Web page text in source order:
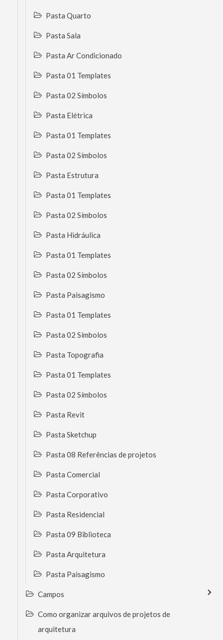
Pasta Quarto
Pasta Sala
Pasta Ar Condicionado
Pasta 01 Templates
Pasta 02 Símbolos
Pasta Elétrica
Pasta 01 Templates
Pasta 02 Símbolos
Pasta Estrutura
Pasta 01 Templates
Pasta 02 Símbolos
Pasta Hidráulica
Pasta 01 Templates
Pasta 02 Símbolos
Pasta Paisagismo
Pasta 01 Templates
Pasta 02 Símbolos
Pasta Topografia
Pasta 01 Templates
Pasta 02 Símbolos
Pasta Revit
Pasta Sketchup
Pasta 08 Referências de projetos
Pasta Comercial
Pasta Corporativo
Pasta Residencial
Pasta 09 Biblioteca
Pasta Arquitetura
Pasta Paisagismo
Campos
Como organizar arquivos de projetos de
arquitetura